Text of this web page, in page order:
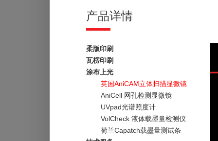
产品详情
柔版印刷
瓦楞印刷
涂布上光
英国AniCAM立体扫描显微镜
AniCell 网孔检测显微镜
UVpad光谱照度计
VolCheck 液体载墨量检测仪
荷兰Capatch载墨量测试条